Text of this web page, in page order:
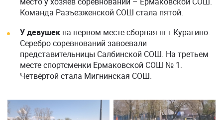
Команда Разъезженской СОШ стала пятой.
У девушек на первом месте сборная пгт Курагино.
Серебро соревнований завоевали
представительницы Салбинской СОШ. На третьем
месте спортсменки Ермаковской СОШ № 1.
Четвёртой стала Мигнинская СОШ.